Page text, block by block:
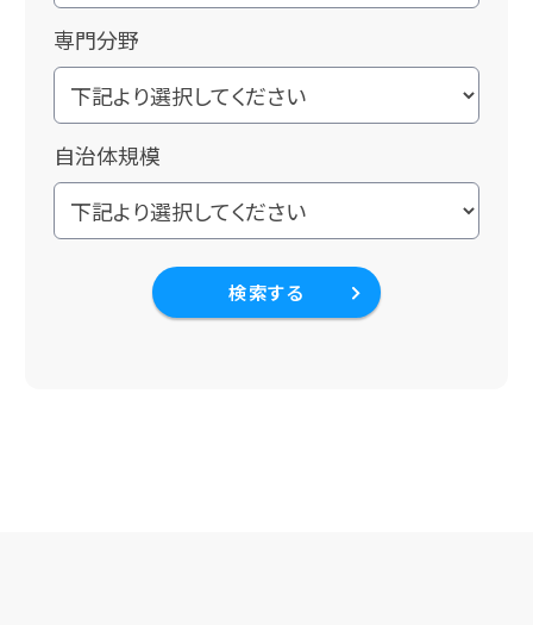
専門分野
自治体規模
検索する